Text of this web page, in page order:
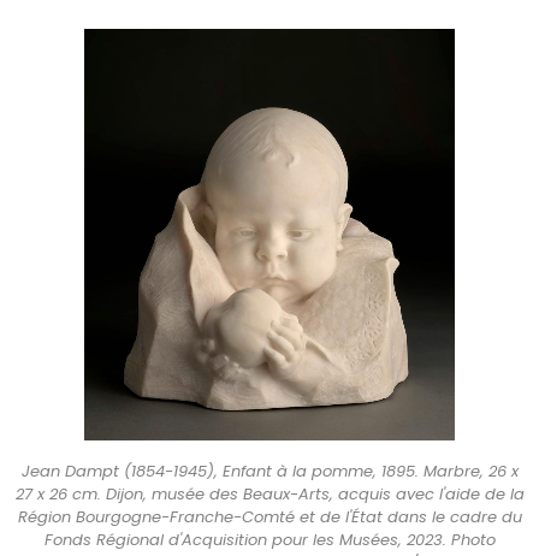
Jean Dampt (1854-1945), Enfant à la pomme, 1895. Marbre, 26 x
27 x 26 cm. Dijon, musée des Beaux-Arts, acquis avec l'aide de la
Région Bourgogne-Franche-Comté et de l'État dans le cadre du
Fonds Régional d'Acquisition pour les Musées, 2023. Photo